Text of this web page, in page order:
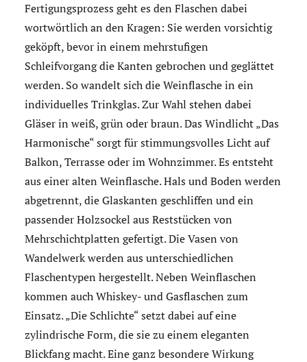
Fertigungsprozess geht es den Flaschen dabei
wortwörtlich an den Kragen: Sie werden vorsichtig
geköpft, bevor in einem mehrstufigen
Schleifvorgang die Kanten gebrochen und geglättet
werden. So wandelt sich die Weinflasche in ein
individuelles Trinkglas. Zur Wahl stehen dabei
Gläser in weiß, grün oder braun. Das Windlicht „Das
Harmonische“ sorgt für stimmungsvolles Licht auf
Balkon, Terrasse oder im Wohnzimmer. Es entsteht
aus einer alten Weinflasche. Hals und Boden werden
abgetrennt, die Glaskanten geschliffen und ein
passender Holzsockel aus Reststücken von
Mehrschichtplatten gefertigt. Die Vasen von
Wandelwerk werden aus unterschiedlichen
Flaschentypen hergestellt. Neben Weinflaschen
kommen auch Whiskey- und Gasflaschen zum
Einsatz. „Die Schlichte“ setzt dabei auf eine
zylindrische Form, die sie zu einem eleganten
Blickfang macht. Eine ganz besondere Wirkung